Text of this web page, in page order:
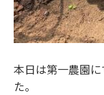
本日は第一農園
た。